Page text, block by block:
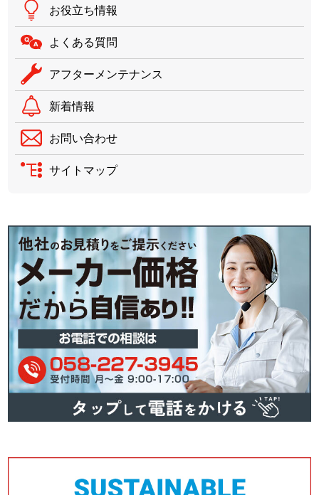
お役立ち情報
よくある質問
アフターメンテナンス
新着情報
お問い合わせ
サイトマップ